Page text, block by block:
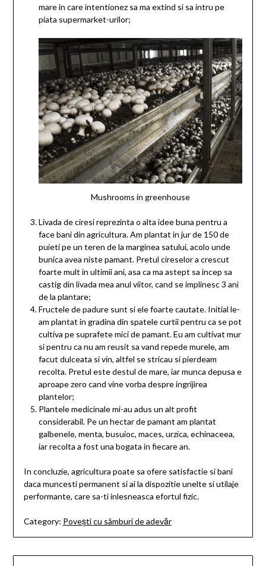
mare in care intentionez sa ma extind si sa intru pe
piata supermarket-urilor;
Mushrooms in greenhouse
Livada de ciresi reprezinta o alta idee buna pentru a
face bani din agricultura. Am plantat in jur de 150 de
puieti pe un teren de la marginea satului, acolo unde
bunica avea niste pamant. Pretul cireselor a crescut
foarte mult in ultimii ani, asa ca ma astept sa incep sa
castig din livada mea anul viitor, cand se implinesc 3 ani
de la plantare;
Fructele de padure sunt si ele foarte cautate. Initial le-
am plantat in gradina din spatele curtii pentru ca se pot
cultiva pe suprafete mici de pamant. Eu am cultivat mur
si pentru ca nu am reusit sa vand repede murele, am
facut dulceata si vin, altfel se stricau si pierdeam
recolta. Pretul este destul de mare, iar munca depusa e
aproape zero cand vine vorba despre ingrijirea
plantelor;
Plantele medicinale mi-au adus un alt profit
considerabil. Pe un hectar de pamant am plantat
galbenele, menta, busuioc, maces, urzica, echinaceea,
iar recolta a fost una bogata in fiecare an.
In concluzie, agricultura poate sa ofere satisfactie si bani
daca muncesti permanent si ai la dispozitie unelte si utilaje
performante, care sa-ti inlesneasca efortul fizic.
Category: Povești cu sâmburi de adevăr